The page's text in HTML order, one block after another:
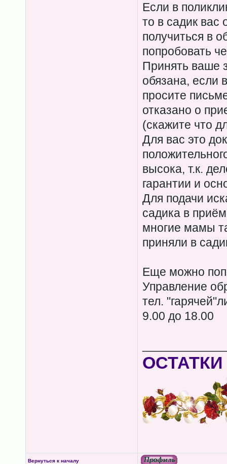
Если в
то в садик вас
получиться в
попробовать
Принять ваше
обязана, если
просите
отказано о
(скажите что
Для вас это
высока, т.к.
гарантии и
Для подачи
садика в
многие мамы
приняли в
Еще можно
Управление
тел.
9.00 до 18.00
ОСТАТКИ
Вернуться к началу